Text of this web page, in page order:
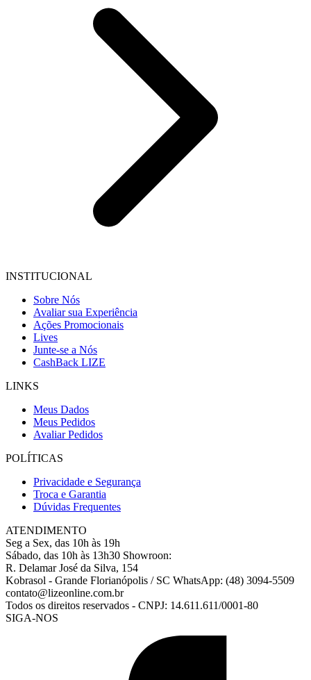
INSTITUCIONAL
Sobre Nós
Avaliar sua Experiência
Ações Promocionais
Lives
Junte-se a Nós
CashBack LIZE
LINKS
Meus Dados
Meus Pedidos
Avaliar Pedidos
POLÍTICAS
Privacidade e Segurança
Troca e Garantia
Dúvidas Frequentes
ATENDIMENTO
Seg a Sex, das 10h às 19h
Sábado, das 10h às 13h30 Showroon:
R. Delamar José da Silva, 154
Kobrasol - Grande Florianópolis / SC WhatsApp: (48) 3094-5509
contato@lizeonline.com.br
Todos os direitos reservados - CNPJ: 14.611.611/0001-80
SIGA-NOS